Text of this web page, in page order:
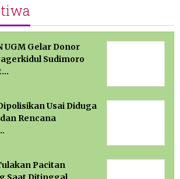
UGM Gelar Donor
Sudimoro
Usai Diduga
Rencana
Pacitan